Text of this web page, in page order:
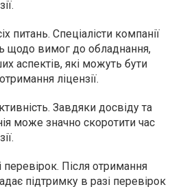
питань. Спеціалісти компанії
щодо вимог до обладнання,
аспектів, які можуть бути
ліцензії.
Завдяки досвіду та
може значно скоротити час
перевірок. Після отримання
підтримку в разі перевірок